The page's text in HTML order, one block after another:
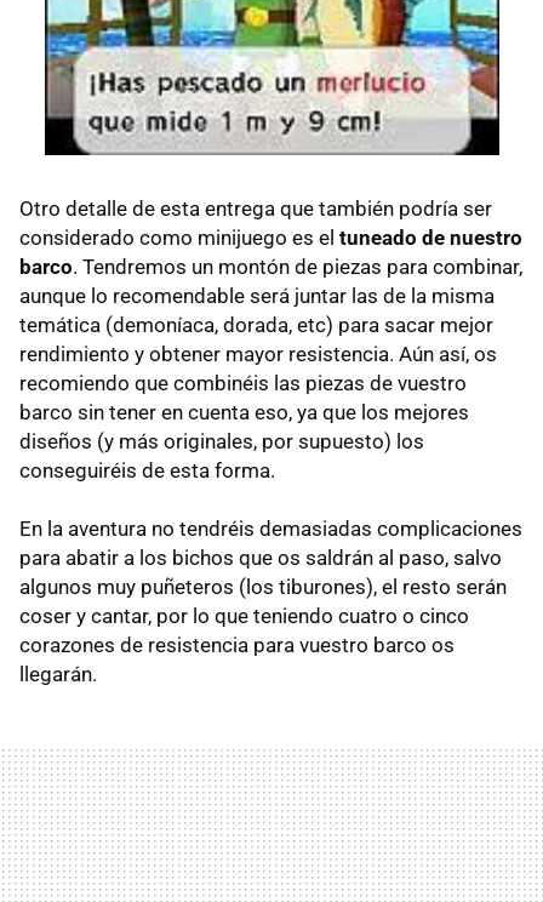
Otro detalle de esta entrega que también podría ser
considerado como minijuego es el tuneado de nuestro
barco. Tendremos un montón de piezas para combinar,
aunque lo recomendable será juntar las de la misma
temática (demoníaca, dorada, etc) para sacar mejor
rendimiento y obtener mayor resistencia. Aún así, os
recomiendo que combinéis las piezas de vuestro
barco sin tener en cuenta eso, ya que los mejores
diseños (y más originales, por supuesto) los
conseguiréis de esta forma.
En la aventura no tendréis demasiadas complicaciones
para abatir a los bichos que os saldrán al paso, salvo
algunos muy puñeteros (los tiburones), el resto serán
coser y cantar, por lo que teniendo cuatro o cinco
corazones de resistencia para vuestro barco os
llegarán.